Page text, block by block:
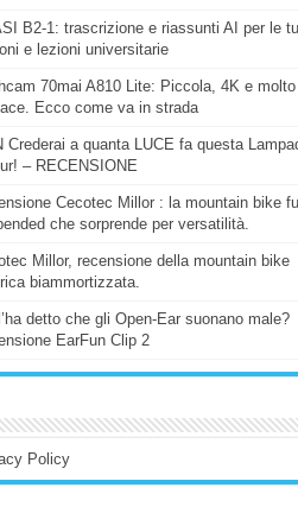
B2-1: trascrizione e riassunti AI per le
e lezioni universitarie
70mai A810 Lite: Piccola, 4K e molto
Ecco come va in strada
Crederai a quanta LUCE fa questa
– RECENSIONE
Cecotec Millor : la mountain bike full
che sorprende per versatilità.
Millor, recensione della mountain bike
biammortizzata.
detto che gli Open-Ear suonano male?
EarFun Clip 2
Policy